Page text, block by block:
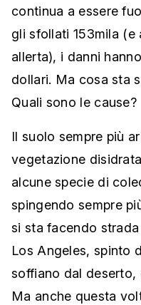
continua a essere
gli sfollati 153mila (e
allerta), i danni
dollari. Ma cosa sta
Quali sono le cause?
Il suolo sempre più
vegetazione
alcune specie di
spingendo sempre
si sta facendo
Los Angeles, spinto
soffiano dal deserto,
Ma anche questa